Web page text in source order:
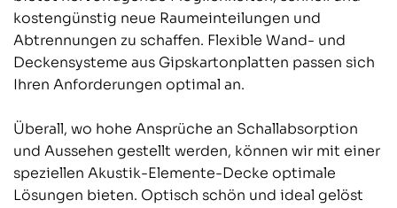
kostengünstig neue Raumeinteilungen und
Abtrennungen zu schaffen. Flexible Wand- und
Deckensysteme aus Gipskartonplatten passen sich
Ihren Anforderungen optimal an.
Überall, wo hohe Ansprüche an Schallabsorption
und Aussehen gestellt werden, können wir mit einer
speziellen Akustik-Elemente-Decke optimale
Lösungen bieten. Optisch schön und ideal gelöst